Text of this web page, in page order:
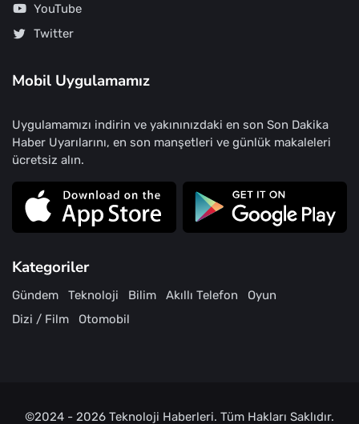
YouTube
Twitter
Mobil Uygulamamız
Uygulamamızı indirin ve yakınınızdaki en son Son Dakika
Haber Uyarılarını, en son manşetleri ve günlük makaleleri
ücretsiz alın.
Kategoriler
Gündem Teknoloji Bilim Akıllı Telefon
Oyun
Dizi / Film
Otomobil
©2024 - 2026 Teknoloji Haberleri. Tüm Hakları Saklıdır.